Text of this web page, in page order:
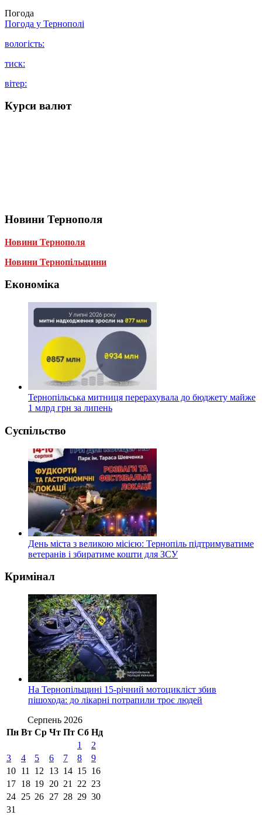
Погода
Погода у Тернополі
вологість:
тиск:
вітер:
Курси валют
Новини Тернополя
Новини Тернополя
Новини Тернопільщини
Економіка
Тернопільська митниця перерахувала до бюджету майже
1 млрд грн за липень
Суспільство
День міста з великою місією: Тернопіль підтримуватиме
ветеранів і збиратиме кошти для ЗСУ
Кримінал
На Тернопільщині 15-річний мотоцикліст збив
пішохода: до лікарні потрапили троє людей
Серпень 2026
Пн Вт Ср Чт Пт Сб Нд
1
2
3
4 5 6 7 8
9
10 11 12 13 14 15 16
17 18 19 20 21 22 23
24 25 26 27 28 29 30
31